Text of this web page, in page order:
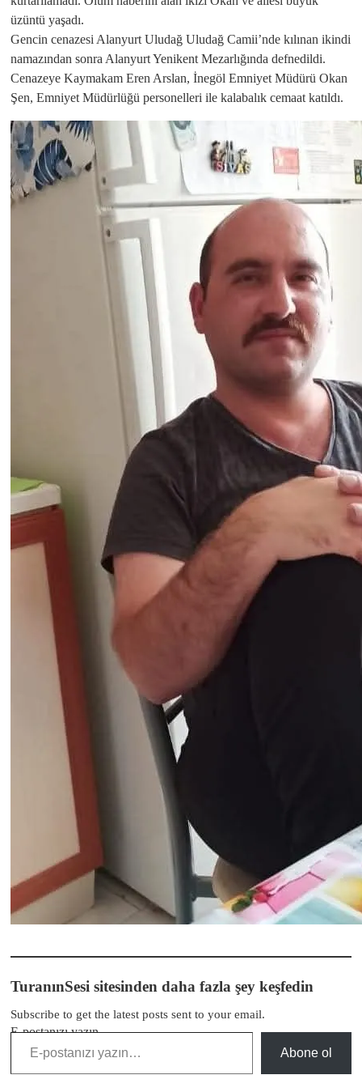
üzüntü yaşadı.
Gencin cenazesi Alanyurt Uludağ Uludağ Camii’nde kılınan ikindi
namazından sonra Alanyurt Yenikent Mezarlığında defnedildi.
Cenazeye Kaymakam Eren Arslan, İnegöl Emniyet Müdürü Okan
Şen, Emniyet Müdürlüğü personelleri ile kalabalık cemaat katıldı.
TuranınSesi sitesinden daha fazla şey keşfedin
Subscribe to get the latest posts sent to your email.
E-postanızı yazın…
Abone ol